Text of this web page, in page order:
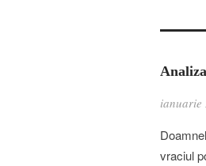
ianuarie
vraciul